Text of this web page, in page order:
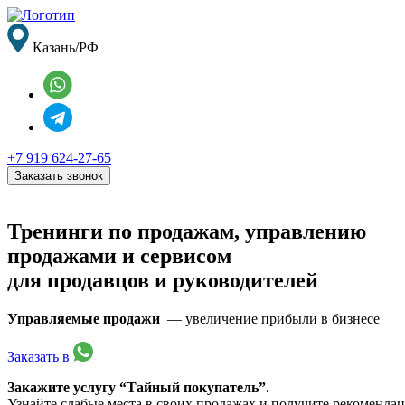
Казань/РФ
+7 919 624-27-65
Заказать звонок
Тренинги по продажам, управлению
продажами и сервисом
для продавцов и руководителей
Управляемые продажи — увеличение прибыли в бизнесе
Заказать в
Закажите услугу “Тайный покупатель”.